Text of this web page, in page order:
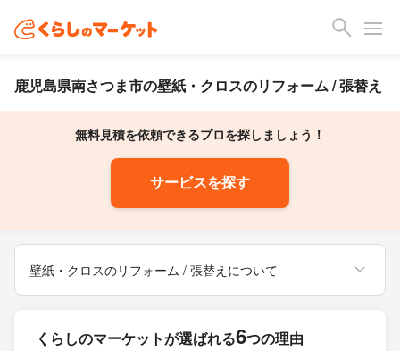
鹿児島県南さつま市の壁紙・クロスのリフォーム / 張替え
無料見積を依頼できるプロを探しましょう！
サービスを探す
壁紙・クロスのリフォーム / 張替えについて
くらしのマーケットが選ばれる6つの理由